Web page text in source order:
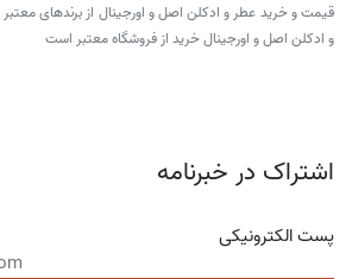
قیمت و خرید عطر و ادکلن اصل و اورجینال از برندهای معتبر
و ادکلن اصل و اورجینال خرید از فروشگاه معتبر است
اشتراک در خبرنامه
پست الکترونیکی